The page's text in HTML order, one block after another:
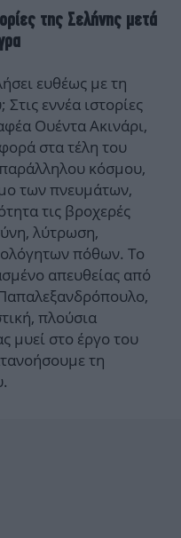
της Σελήνης μετά
ευθέως με τη
εννέα ιστορίες
Ουέντα Ακινάρι,
στα τέλη του
κόσμου,
των πνευμάτων,
τις βροχερές
λύτρωση,
πόθων. Το
απευθείας από
πλούσια
μυεί στο έργο του
τη